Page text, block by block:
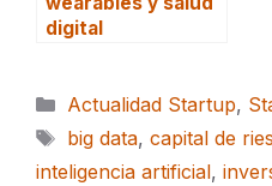
digital
Categorías
Actualidad Startup,
Etiquetas
big data, capital de
inteligencia artificial,